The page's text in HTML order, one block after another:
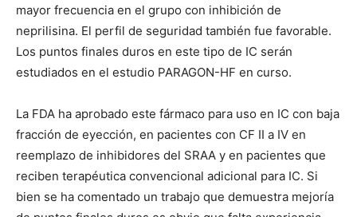
mayor frecuencia en el grupo con inhibición de
neprilisina. El perfil de seguridad también fue favorable.
Los puntos finales duros en este tipo de IC serán
estudiados en el estudio PARAGON-HF en curso.
La FDA ha aprobado este fármaco para uso en IC con baja
fracción de eyección, en pacientes con CF II a IV en
reemplazo de inhibidores del SRAA y en pacientes que
reciben terapéutica convencional adicional para IC. Si
bien se ha comentado un trabajo que demuestra mejoría